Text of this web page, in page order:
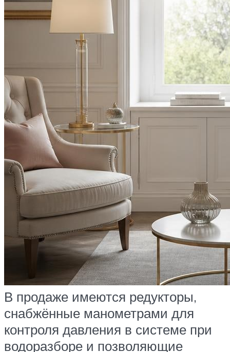
В продаже имеются редукторы,
снабжённые манометрами для
контроля давления в системе при
водоразборе и позволяющие